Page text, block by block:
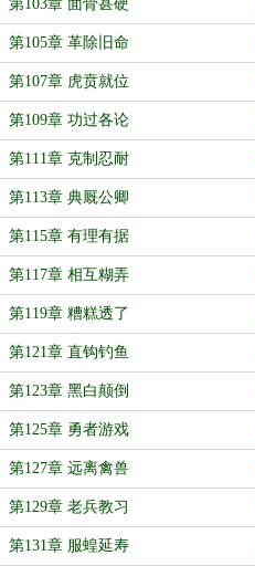
第103章 面骨甚硬
第105章 革除旧命
第107章 虎贲就位
第109章 功过各论
第111章 克制忍耐
第113章 典厩公卿
第115章 有理有据
第117章 相互糊弄
第119章 糟糕透了
第121章 直钩钓鱼
第123章 黑白颠倒
第125章 勇者游戏
第127章 远离禽兽
第129章 老兵教习
第131章 服蝗延寿